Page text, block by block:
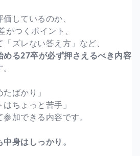
しているのか、
がつくポイント、
ズレない答え方」など、
める27卒が必ず押さえるべき内容
ばかり」
ちょっと苦手」
加できる内容です。
身はしっかり。